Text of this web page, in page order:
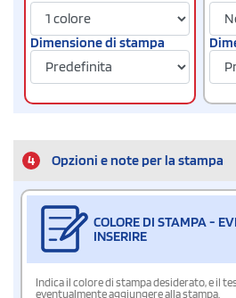
Dimensione di stampa
4 Opzioni e note per la stampa
COLORE DI STAMPA -
INSERIRE
Indica il colore di stampa desiderato, e il
eventualmente aggiungere alla stampa.